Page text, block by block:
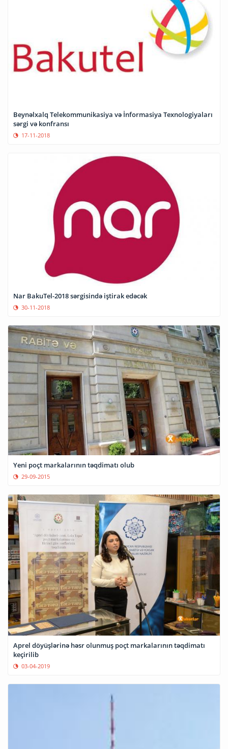
Beynəlxalq Telekommunikasiya və İnformasiya Texnologiyaları
sərgi və konfransı
17-11-2018
Nar BakuTel-2018 sərgisində iştirak edəcək
30-11-2018
Yeni poçt markalarının təqdimatı olub
29-09-2015
Aprel döyüşlərinə həsr olunmuş poçt markalarının təqdimatı
keçirilib
03-04-2019